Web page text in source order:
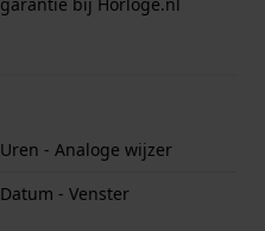
Uren - Analoge wijzer
Datum - Venster